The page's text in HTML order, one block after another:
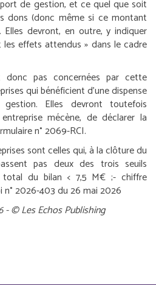
de gestion, et ce quel que soit
dons (donc même si ce montant
devront, en outre, y indiquer
effets attendus » dans le cadre
donc pas concernées par cette
qui bénéficient d’une dispense
Elles devront toutefois
mécène, de déclarer la
n° 2069-RCI.
sont celles qui, à la clôture du
pas deux des trois seuils
du bilan < 7,5 M€ ;- chiffre
n° 2026-403 du 26 mai 2026
© Les Echos Publishing